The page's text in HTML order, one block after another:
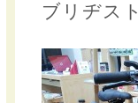
ブリヂス